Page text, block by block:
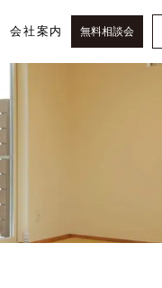
会社案内 無料相談会